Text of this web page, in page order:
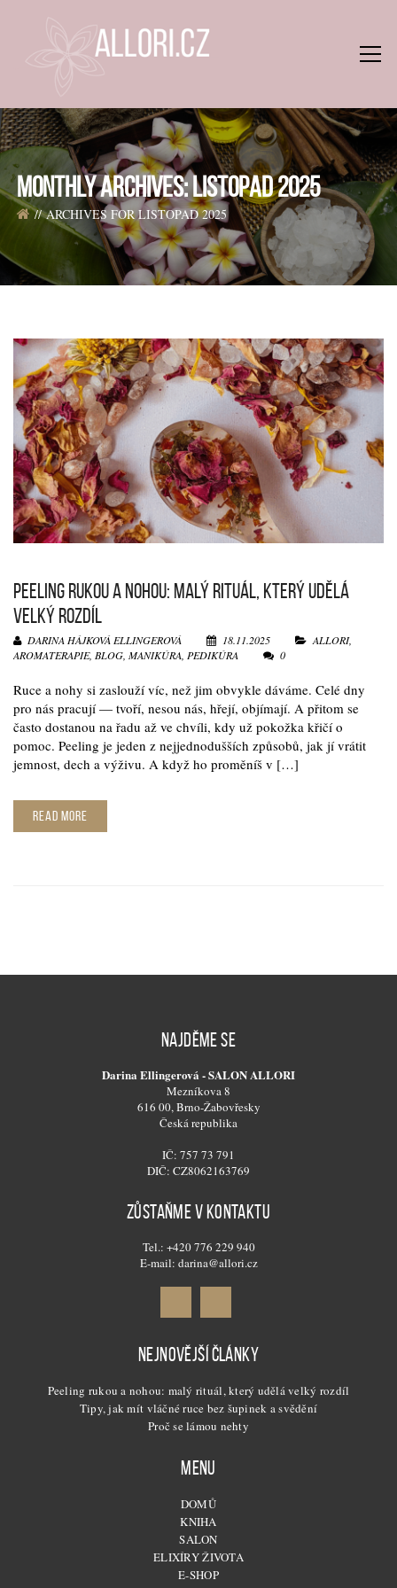
MONTHLY ARCHIVES: LISTOPAD 2025
ARCHIVES FOR LISTOPAD 2025
PEELING RUKOU A NOHOU: MALÝ RITUÁL, KTERÝ UDĚLÁ
VELKÝ ROZDÍL
DARINA HÁJKOVÁ ELLINGEROVÁ 18.11.2025 ALLORI,
AROMATERAPIE, BLOG MANIKÚRA PEDIKÚRA 0
Ruce a nohy si zaslouží víc, než jim obvykle dáváme. Celé dny
pro nás pracují — tvoří, nesou nás, hřejí, objímají. A přitom se
často dostanou na řadu až ve chvíli, kdy už pokožka křičí o
pomoc. Peeling je jeden z nejjednodušších způsobů, jak jí vrátit
jemnost, dech a výživu. A když ho proměníš v […]
READ MORE
NAJDĚME SE
Darina Ellingerová - SALON ALLORI
Mezníkova 8
616 00, Brno-Žabovřesky
Česká republika
IČ: 757 73 791
DIČ: CZ8062163769
ZŮSTAŇME V KONTAKTU
Tel.: +420 776 229 940
E-mail: darina@allori.cz
NEJNOVĚJŠÍ ČLÁNKY
Peeling rukou a nohou: malý rituál, který udělá velký rozdíl
Tipy, jak mít vláčné ruce bez šupinek a svědění
Proč se lámou nehty
MENU
DOMŮ
KNIHA
SALON
ELIXÍRY ŽIVOTA
E-SHOP